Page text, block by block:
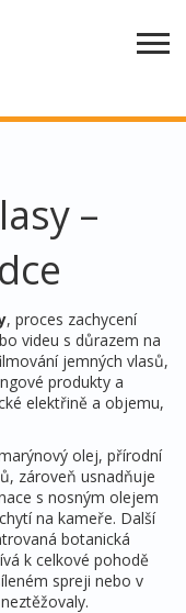
–
, proces zachycení
videu s důrazem na
jemných vlasů,
produkty a
elektřině a objemu,
olej, přírodní
zároveň usnadňuje
s nosným olejem
na kameře. Další
botanická
k celkové pohodě
spreji nebo v